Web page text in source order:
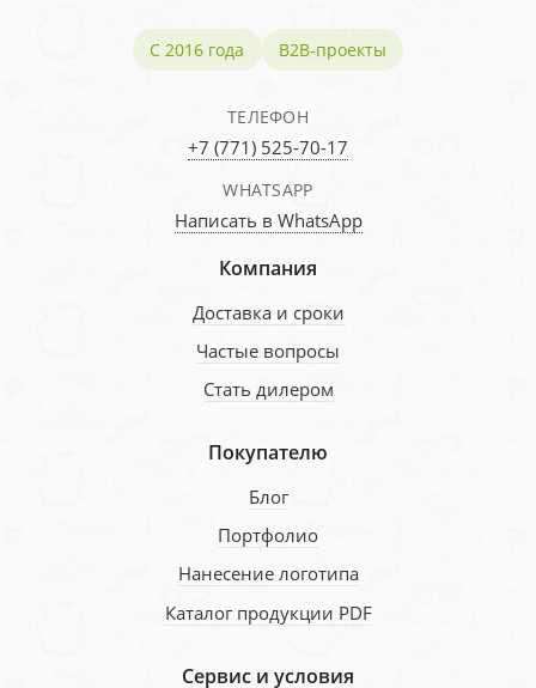
С 2016 года B2B-проекты
ТЕЛЕФОН
+7 (771) 525-70-17
WHATSAPP
Написать в WhatsApp
Компания
Доставка и сроки
Частые вопросы
Стать дилером
Покупателю
Блог
Портфолио
Нанесение логотипа
Каталог продукции PDF
Сервис и условия